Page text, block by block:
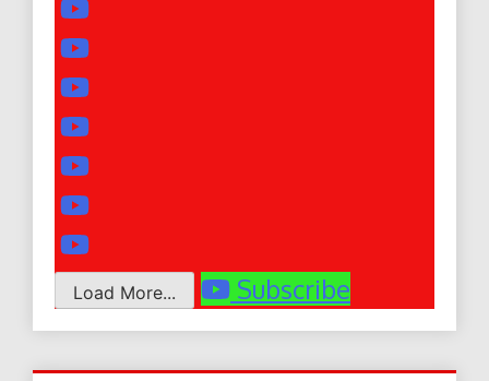
Load More... Subscribe